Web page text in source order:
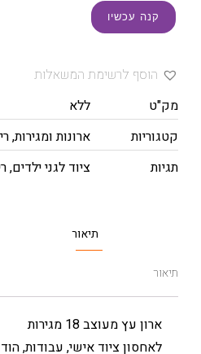
קנה עכשיו
הוסף לרשימת המשאלות
מק"ט
ללא
קטגוריות
ארונות ומגירות,
תגיות
ציוד לגני ילדים,
תיאור
תיאור
ארון עץ מעוצב 18 מגירות
לאחסון ציוד אישי, עבודות,